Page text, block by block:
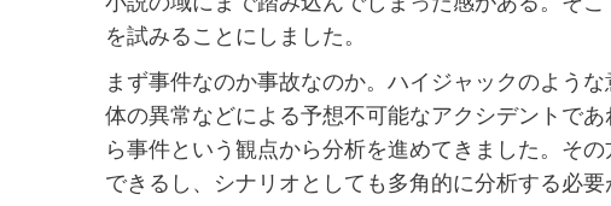
を試みることにしました。
まず事件なのか事故なのか。ハイジャックのよう
体の異常などによる予想不可能なアクシデントで
ら事件という観点から分析を進めてきました。そ
できるし、シナリオとしても多角的に分析する必